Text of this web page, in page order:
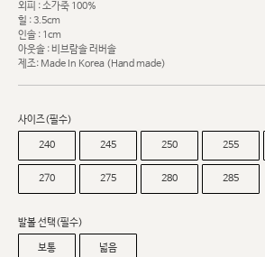
외피 : 소가죽 100%
힐 : 3.5cm
인솔 : 1cm
아웃솔 : 비브람솔 러버솔
제조: Made In Korea (Hand made)
사이즈(필수)
240 245 250 255
270 275 280 285
발볼 선택(필수)
보통 넓음